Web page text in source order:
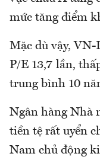
mức tăng điểm
Mặc dù vậy,
P/E 13,7 lần,
trung bình 10
Ngân hàng Nhà
tiền tệ rất uyển
Nam chủ động